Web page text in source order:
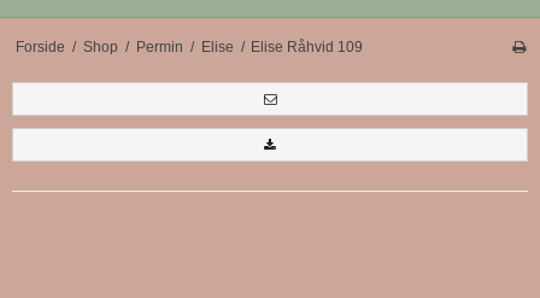
Forside / Shop / Permin / Elise / Elise Råhvid 109